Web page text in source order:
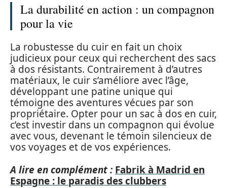
La durabilité en action : un compagnon
pour la vie
La robustesse du cuir en fait un choix
judicieux pour ceux qui recherchent des sacs
à dos résistants. Contrairement à d’autres
matériaux, le cuir s’améliore avec l’âge,
développant une patine unique qui
témoigne des aventures vécues par son
propriétaire. Opter pour un sac à dos en cuir,
c’est investir dans un compagnon qui évolue
avec vous, devenant le témoin silencieux de
vos voyages et de vos expériences.
A lire en complément : Fabrik à Madrid en
Espagne : le paradis des clubbers